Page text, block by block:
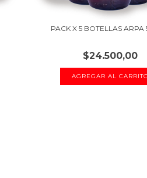
PACK X 5 BOTELLAS
$24.500,00